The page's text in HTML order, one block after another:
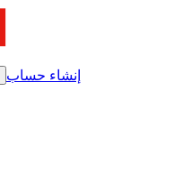
إنشاء حساب